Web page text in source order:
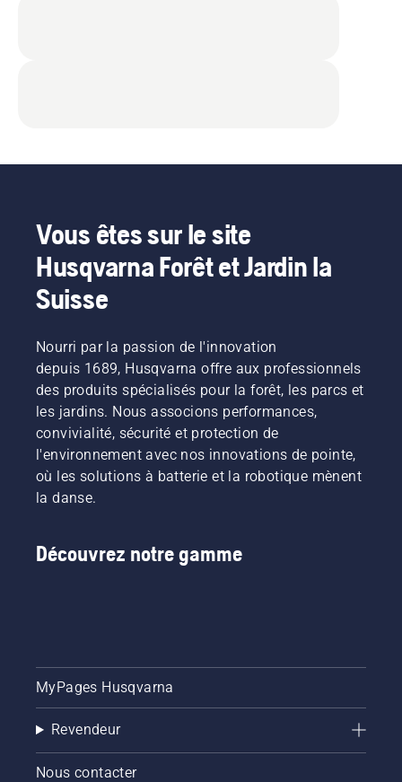
Vous êtes sur le site
Husqvarna Forêt et Jardin la
Suisse
Nourri par la passion de l'innovation
depuis 1689, Husqvarna offre aux professionnels
des produits spécialisés pour la forêt, les parcs et
les jardins. Nous associons performances,
convivialité, sécurité et protection de
l'environnement avec nos innovations de pointe,
où les solutions à batterie et la robotique mènent
la danse.
Découvrez notre gamme
MyPages Husqvarna
Revendeur
Nous contacter